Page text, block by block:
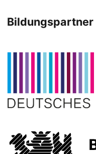
Bildungspartner